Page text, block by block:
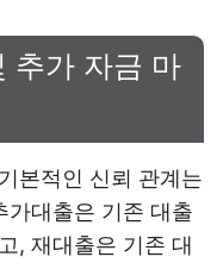
추가 자금 마
본적인 신뢰 관계는
가대출은 기존 대출
, 재대출은 기존 대